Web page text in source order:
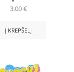
3,00€
Į KREPŠELĮ